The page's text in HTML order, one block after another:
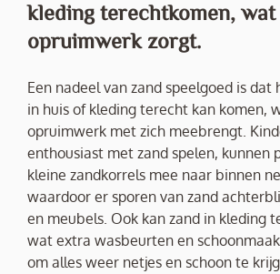
kleding terechtkomen,
opruimwerk zorgt.
Een nadeel van zand speelgoed is dat
in huis of kleding terecht kan komen,
opruimwerk met zich meebrengt.
enthousiast met zand spelen, kunnen
kleine zandkorrels mee naar binnen
waardoor er sporen van zand
en meubels. Ook kan zand in kleding
wat extra wasbeurten en
om alles weer netjes en schoon te